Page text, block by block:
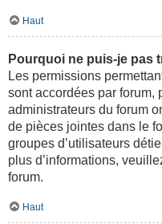
Haut
Pourquoi ne puis-je pas
Les permissions
sont accordées par forum,
administrateurs du forum
de pièces jointes dans le
groupes d’utilisateurs
plus d’informations,
forum.
Haut